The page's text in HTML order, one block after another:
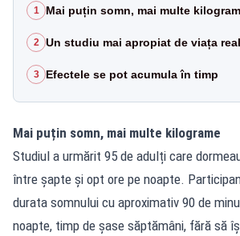
1 Mai puțin somn, mai multe
2 Un studiu mai apropiat de viața
3 Efectele se pot acumula în timp
Mai puțin somn, mai multe kilograme
Studiul a urmărit 95 de adulți care
între șapte și opt ore pe noapte.
durata somnului cu aproximativ 90 de
noapte, timp de șase săptămâni, fără să